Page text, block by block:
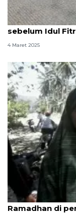
BNPB:
sebelum Idul
4 Maret 2025
Korban banjir
Ramadhan di